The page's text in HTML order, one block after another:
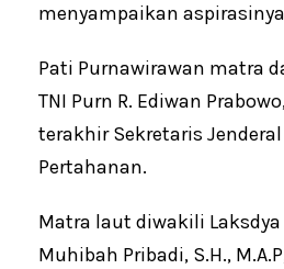
menyampaikan
Pati Purnawirawan matra
TNI Purn R. Ediwan
terakhir Sekretaris
Pertahanan.
Matra laut diwakili Laksdya
Muhibah Pribadi, S.H.,